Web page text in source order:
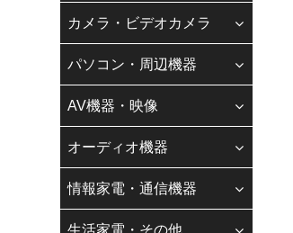
カメラ・ビデオカメラ
パソコン・周辺機器
AV機器・映像
オーディオ機器
情報家電・通信機器
生活家電・その他